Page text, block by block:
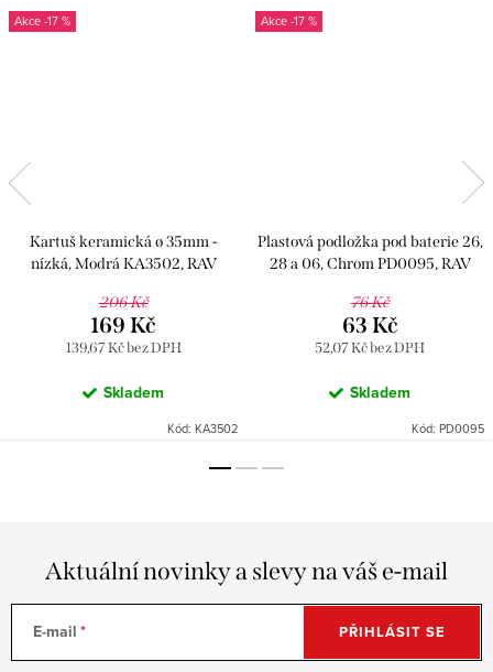
-17 %
Kartuš keramická ø 35mm -
nízká, Modrá KA3502, RAV
206 Kč
139,67 Kč bez DPH
169 Kč
Skladem
Kód: KA3502
-17 %
Plastová podložka pod baterie 26,
28 a 06, Chrom PD0095, RAV
76 Kč
52,07 Kč bez DPH
63 Kč
Skladem
Kód: PD0095
Aktuální novinky a slevy na váš e-mail
E-mail PŘIHLÁSIT SE